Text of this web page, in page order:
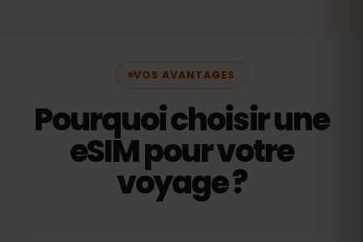
VOS AVANTAGES
Pourquoi choisir une
eSIM pour votre
voyage ?